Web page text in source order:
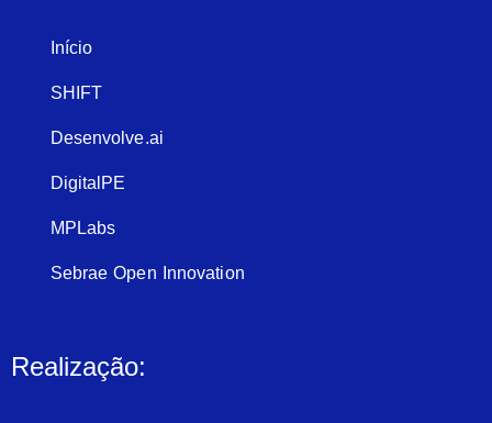
Início
SHIFT
Desenvolve.ai
DigitalPE
MPLabs
Sebrae Open Innovation
Realização: